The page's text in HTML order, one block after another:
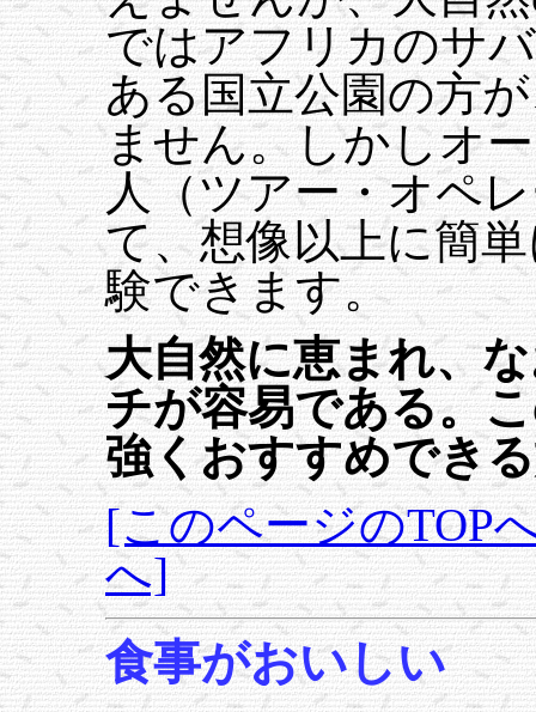
ではアフリカのサ
ある国立公園の方
ません。しかしオ
人（ツアー・オペ
て、想像以上に簡
験できます。
大自然に恵まれ、
チが容易である。
強くおすすめでき
[このページのTOP
へ]
食事がおいしい